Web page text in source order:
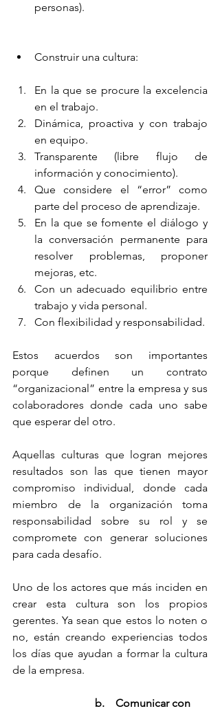
personas).
Construir una cultura:
En la que se procure la excelencia
en el trabajo.
Dinámica, proactiva y con trabajo
en equipo.
Transparente (libre flujo de
información y conocimiento).
Que considere el “error” como
parte del proceso de aprendizaje.
En la que se fomente el diálogo y
la conversación permanente para
resolver problemas, proponer
mejoras, etc.
Con un adecuado equilibrio entre
trabajo y vida personal.
Con flexibilidad y responsabilidad.
Estos acuerdos son importantes
porque definen un contrato
“organizacional” entre la empresa y sus
colaboradores donde cada uno sabe
que esperar del otro.
Aquellas culturas que logran mejores
resultados son las que tienen mayor
compromiso individual, donde cada
miembro de la organización toma
responsabilidad sobre su rol y se
compromete con generar soluciones
para cada desafío.
Uno de los actores que más inciden en
crear esta cultura son los propios
gerentes. Ya sean que estos lo noten o
no, están creando experiencias todos
los días que ayudan a formar la cultura
de la empresa.
b.    Comunicar con